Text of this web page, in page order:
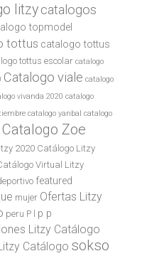
litzycatalogos
topmodel
tottus catalogo tottus
tottus escolar catalogo
Catalogo viale catalogo
vivanda 2020 catalogo
catalogo yanbal catalogo
Catalogo Zoe
2020 Catálogo Litzy
Virtual Litzy
featured
mujer Ofertas Litzy
peru P l p p
Litzy Catálogo
Catálogo sokso